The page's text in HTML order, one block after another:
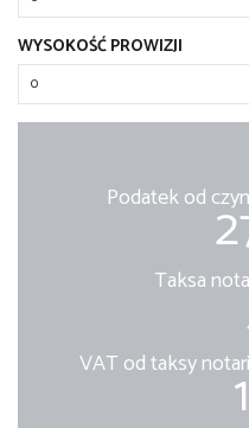
WYSOKOŚĆ PROWIZJI
Podatek od
Taksa
VAT od taksy